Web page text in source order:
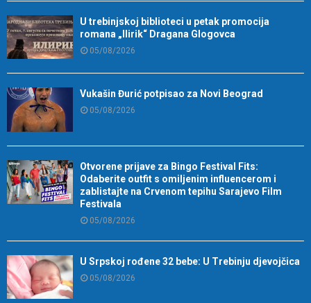
U trebinjskoj biblioteci u petak promocija
romana „Ilirik“ Dragana Glogovca
05/08/2026
Vukašin Đurić potpisao za Novi Beograd
05/08/2026
Otvorene prijave za Bingo Festival Fits:
Odaberite outfit s omiljenim influencerom i
zablistajte na Crvenom tepihu Sarajevo Film
Festivala
05/08/2026
U Srpskoj rođene 32 bebe: U Trebinju djevojčica
05/08/2026